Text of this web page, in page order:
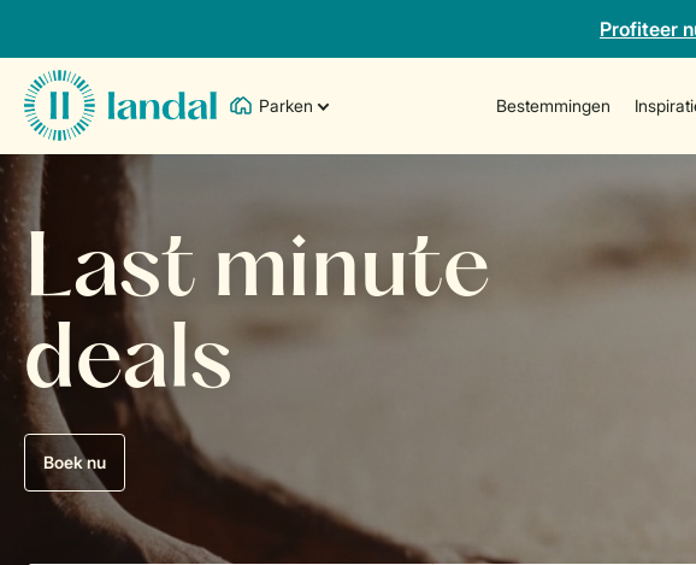
Profiteer
Parken Bestemmingen
Last minute
deals
Boek nu